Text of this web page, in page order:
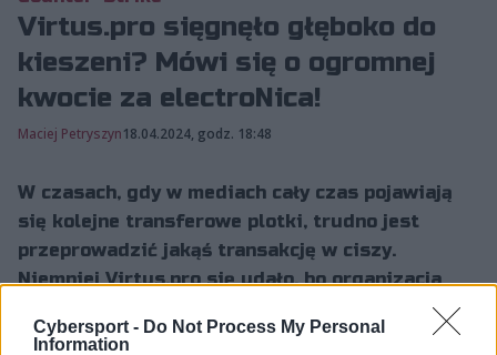
Cybersport - Do Not Process My Personal
Information
Virtus.pro sięgnęło głęboko do
kieszeni? Mówi się o ogromnej
kwocie za electroNica!
Maciej Petryszyn18.04.2024, godz. 18:48
W czasach, gdy w mediach cały czas pojawiają
się kolejne transferowe plotki, trudno jest
przeprowadzić jakąś transakcję w ciszy.
Niemniej Virtus.pro się udało, bo organizacja
niespodziewanie ściągnęła do siebie ogromną
gwiazdę!